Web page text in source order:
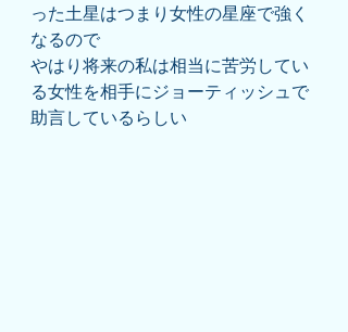
った土星はつまり女性の星座で強く
なるので
やはり将来の私は相当に苦労してい
る女性を相手にジョーティッシュで
助言しているらしい